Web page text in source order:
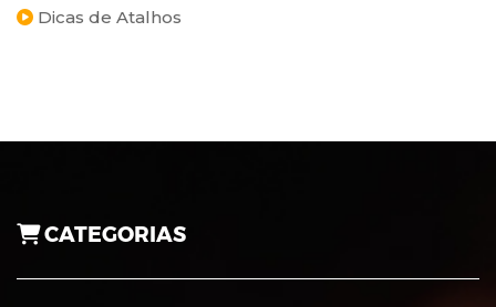
Dicas de Atalhos
CATEGORIAS